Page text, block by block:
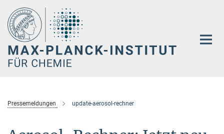
Hauptinhalt
Pressemeldungen update-aerosol-rechner